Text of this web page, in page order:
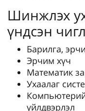
Шинжлэх
үндсэн
Барилга,
Эрчим хүч
Математик
Ухаалаг
үйлдвэрлэл